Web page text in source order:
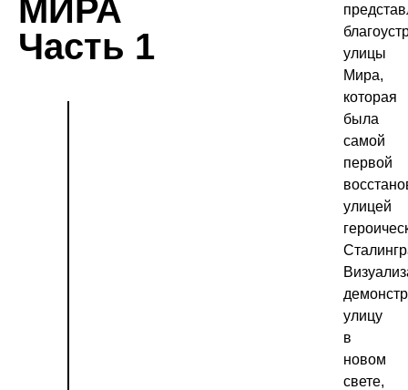
МИРА
Часть 1
улицы
Мира,
которая
была
самой
первой
улицей
улицу
в
новом
свете,